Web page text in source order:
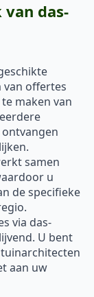
das-
offertes
maken van
samen
u
de specifieke
via das-
U bent
aan uw